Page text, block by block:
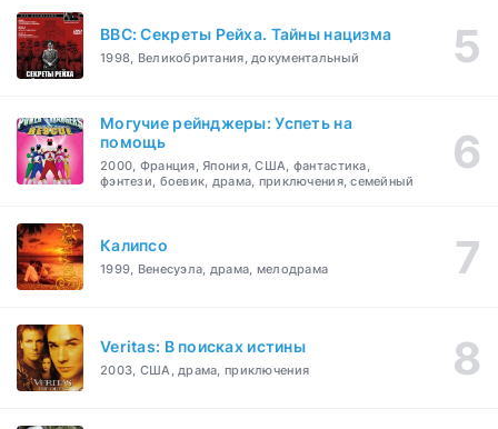
BBC: Секреты Рейха. Тайны нацизма
1998, Великобритания, документальный
Могучие рейнджеры: Успеть на
помощь
2000, Франция, Япония, США, фантастика,
фэнтези, боевик, драма, приключения, семейный
Калипсо
1999, Венесуэла, драма, мелодрама
Veritas: В поисках истины
2003, США, драма, приключения